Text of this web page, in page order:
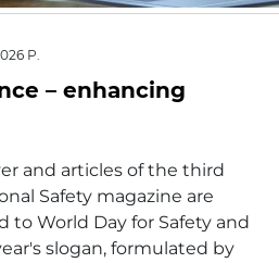
Р.
– enhancing
and articles of the third
Safety magazine are
to World Day for Safety and
slogan, formulated by